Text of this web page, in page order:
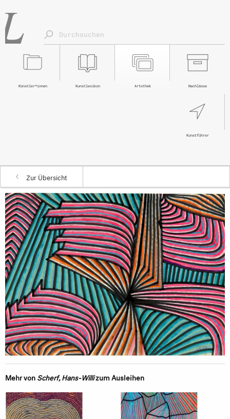
Nachlässe
Artothek
Kunstlexikon
Künstler*innen
Kunstführer
Zur Übersicht
Mehr vonScherf, Hans-Willizum Ausleihen